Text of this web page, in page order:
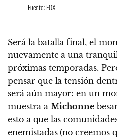
Fuente: FOX
Será la batalla final, el
nuevamente a una
próximas temporadas.
pensar que la tensión
será aún mayor: en un
muestra a Michonne
esto a que las
enemistadas (no creemos